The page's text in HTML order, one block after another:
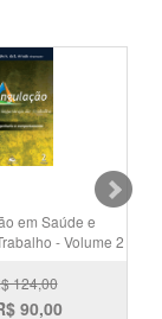
em Saúde e
- Volume 2
124,00
90,00